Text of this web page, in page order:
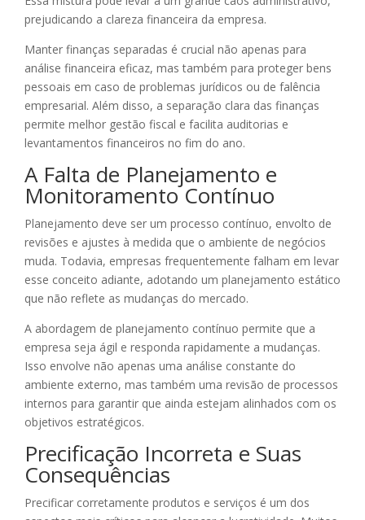
prejudicando a clareza financeira da empresa.
Manter finanças separadas é crucial não apenas para
análise financeira eficaz, mas também para proteger bens
pessoais em caso de problemas jurídicos ou de falência
empresarial. Além disso, a separação clara das finanças
permite melhor gestão fiscal e facilita auditorias e
levantamentos financeiros no fim do ano.
A Falta de Planejamento e
Monitoramento Contínuo
Planejamento deve ser um processo contínuo, envolto de
revisões e ajustes à medida que o ambiente de negócios
muda. Todavia, empresas frequentemente falham em levar
esse conceito adiante, adotando um planejamento estático
que não reflete as mudanças do mercado.
A abordagem de planejamento contínuo permite que a
empresa seja ágil e responda rapidamente a mudanças.
Isso envolve não apenas uma análise constante do
ambiente externo, mas também uma revisão de processos
internos para garantir que ainda estejam alinhados com os
objetivos estratégicos.
Precificação Incorreta e Suas
Consequências
Precificar corretamente produtos e serviços é um dos